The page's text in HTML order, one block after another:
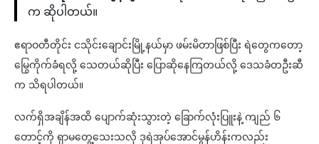
က ဆိုပါတယ်။
ဧရာဝတီတိုင်း ငသိုင်းချောင်းမြို့နယ်မှာ ဖမ်းမိတာဖြစ်ပြီး ရဲတွေကတော့
မြွေကိုက်ခံရလို့ သေတယ်ဆိုပြီး ပြော‌ဆိုနေကြတယ်လို့ ဒေသခံတဦးဆီ
က သိရပါတယ်။
လက်ရှိအချိန်အထိ ပျောက်ဆုံးသွားတဲ့ ခြောက်လုံးပြူးနဲ့ ‌ကျည် ၆
တောင့်ကို ရှာမတွေ့သေးသလို ဒုရဲအုပ်အောင်မွန်ဟိန်းကလည်း